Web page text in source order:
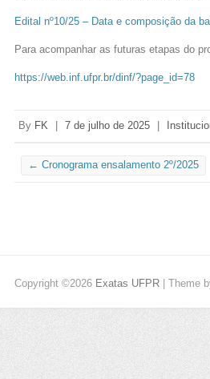
Edital nº10/25 – Data e composição da
Para acompanhar as futuras etapas do
https://web.inf.ufpr.br/dinf/?page_id=78
By FK | 7 de julho de 2025 |
← Cronograma ensalamento 2º/2025
Copyright ©2026 Exatas UFPR | Theme